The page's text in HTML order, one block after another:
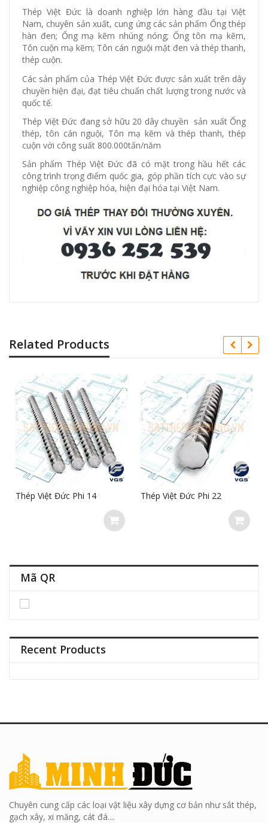
Thép Việt Đức là doanh nghiệp lớn hàng đầu tại Việt
Nam, chuyên sản xuất, cung ứng các sản phẩm Ống thép
hàn đen; Ống mạ kẽm nhúng nóng; Ống tôn mạ kẽm,
Tôn cuộn mạ kẽm; Tôn cán nguội mặt đen và thép thanh,
thép cuộn.
Các sản phẩm của Thép Việt Đức được sản xuất trên dây
chuyền hiện đại, đạt tiêu chuẩn chất lượng trong nước và
quốc tế.
Thép Việt Đức đang sở hữu 20 dây chuyền sản xuất Ống
thép, tôn cán nguội, Tôn mạ kẽm và thép thanh, thép
cuộn với công suất 800.000tấn/năm
Sản phẩm Thép Việt Đức đã có mặt trong hầu hết các
công trình trọng điểm quốc gia, góp phần tích cực vào sự
nghiệp công nghiệp hóa, hiện đại hóa tại Việt Nam.
Related Products
Thép Việt Đức Phi 22 Thép Việt Đức Phi 12
Mã QR
Recent Products
Chuyên cung cấp các loại vật liệu xây dựng cơ bản như sắt thép,
gạch xây, xi măng, cát đá....